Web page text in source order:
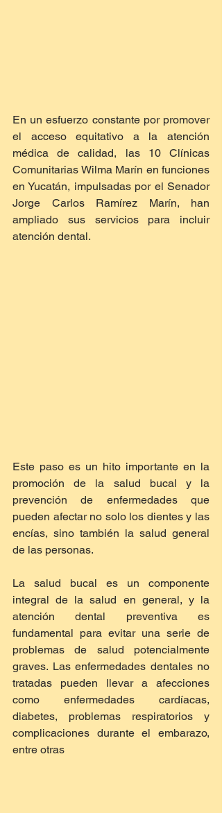
En un esfuerzo constante por promover
el acceso equitativo a la atención
médica de calidad, las 10 Clínicas
Comunitarias Wilma Marín en funciones
en Yucatán, impulsadas por el Senador
Jorge Carlos Ramírez Marín, han
ampliado sus servicios para incluir
atención dental.
Este paso es un hito importante en la
promoción de la salud bucal y la
prevención de enfermedades que
pueden afectar no solo los dientes y las
encías, sino también la salud general
de las personas.
La salud bucal es un componente
integral de la salud en general, y la
atención dental preventiva es
fundamental para evitar una serie de
problemas de salud potencialmente
graves. Las enfermedades dentales no
tratadas pueden llevar a afecciones
como enfermedades cardíacas,
diabetes, problemas respiratorios y
complicaciones durante el embarazo,
entre otras